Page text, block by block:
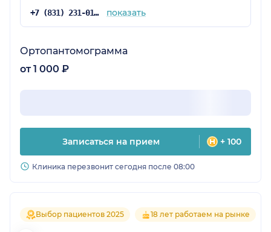
+7 (831) 231-01-64 показать
Ортопантомограмма
от 1 000 ₽
Записаться на прием + 100
Клиника перезвонит сегодня после 08:00
Выбор пациентов 2025 18 лет работаем на рынке